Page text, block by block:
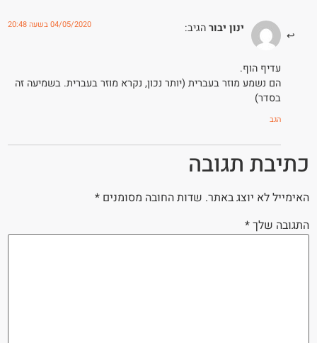
ינון יבורהגיב: 04/05/2020 בשעה 20:48
עדיף הוף.
הם נשמע מוזר בעברית (יותר נכון, נקרא מוזר בעברית. בשמיעה זה
בסדר)
הגב
כתיבת תגובה
האימייל לא יוצג באתר. שדות החובה מסומנים *
התגובה שלך*